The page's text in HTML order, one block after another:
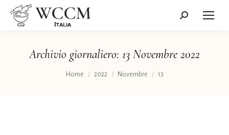
Cerca:
Archivio giornaliero: 13 Novembre 2022
Tu sei qui:
Home 2022 Novembre 13